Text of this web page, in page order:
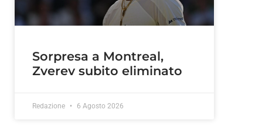
Sorpresa a Montreal,
Zverev subito eliminato
Redazione 6 Agosto 2026